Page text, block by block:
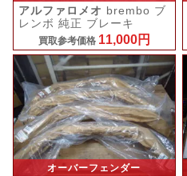
アルファロメオ brembo ブ
レンボ 純正 ブレーキ
買取参考価格 11,000円
オーバーフェンダー